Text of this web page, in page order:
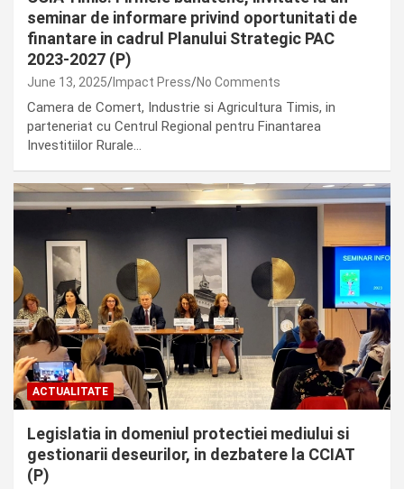
seminar de informare privind oportunitati de
finantare in cadrul Planului Strategic PAC
2023-2027 (P)
June 13, 2025 Impact Press No Comments
Camera de Comert, Industrie si Agricultura Timis, in
parteneriat cu Centrul Regional pentru Finantarea
Investitiilor Rurale…
ACTUALITATE
Legislatia in domeniul protectiei mediului si
gestionarii deseurilor, in dezbatere la CCIAT
(P)